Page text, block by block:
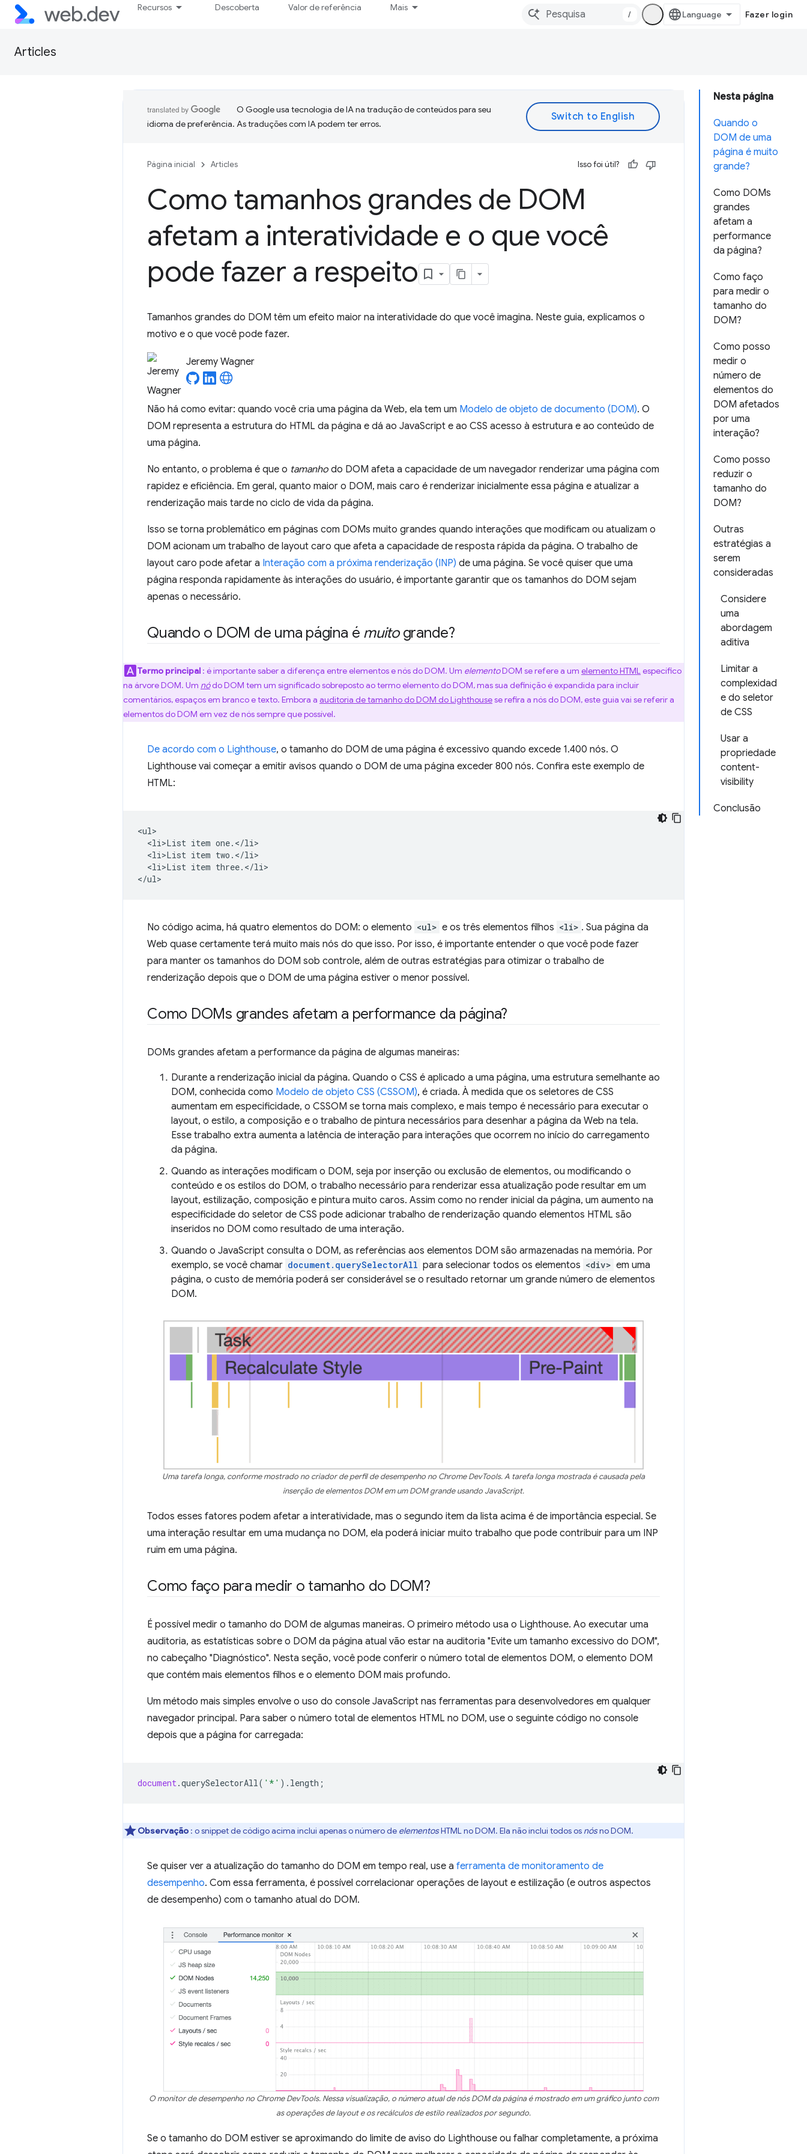
Recursos Descoberta Valor de referência Mais
/ Fazer login
Articles
Nesta página
Quando o
DOM de uma
página é muito
grande?
Como DOMs
grandes
afetam a
performance
da página?
Como faço
para medir o
tamanho do
DOM?
Como posso
medir o
número de
elementos do
DOM afetados
por uma
interação?
Como posso
reduzir o
tamanho do
DOM?
Outras
estratégias a
serem
consideradas
Considere
uma
abordagem
aditiva
Limitar a
complexidad
e do seletor
de CSS
Usar a
propriedade
content-
visibility
Conclusão
O Google usa tecnologia de IA na tradução de conteúdos para seu
idioma de preferência. As traduções com IA podem ter erros.
Página inicial Articles Isso foi útil?
Como tamanhos grandes de DOM
afetam a interatividade e o que você
pode fazer a respeito
Tamanhos grandes do DOM têm um efeito maior na interatividade do que você imagina. Neste guia, explicamos o
motivo e o que você pode fazer.
Jeremy Wagner
Não há como evitar: quando você cria uma página da Web, ela tem um Modelo de objeto de documento (DOM). O
DOM representa a estrutura do HTML da página e dá ao JavaScript e ao CSS acesso à estrutura e ao conteúdo de
uma página.
No entanto, o problema é que o tamanho do DOM afeta a capacidade de um navegador renderizar uma página com
rapidez e eficiência. Em geral, quanto maior o DOM, mais caro é renderizar inicialmente essa página e atualizar a
renderização mais tarde no ciclo de vida da página.
Isso se torna problemático em páginas com DOMs muito grandes quando interações que modificam ou atualizam o
DOM acionam um trabalho de layout caro que afeta a capacidade de resposta rápida da página. O trabalho de
layout caro pode afetar a Interação com a próxima renderização (INP) de uma página. Se você quiser que uma
página responda rapidamente às interações do usuário, é importante garantir que os tamanhos do DOM sejam
apenas o necessário.
Quando o DOM de uma página é muitogrande?
Termo principal : é importante saber a diferença entre elementos e nós do DOM. Um elementoDOM se refere a um elemento HTMLespecífico
na árvore DOM. Um nódo DOM tem um significado sobreposto ao termo elemento do DOM, mas sua definição é expandida para incluir
comentários, espaços em branco e texto. Embora a auditoria de tamanho do DOM do Lighthousese refira a nós do DOM, este guia vai se referir a
elementos do DOM em vez de nós sempre que possível.
De acordo com o Lighthouse, o tamanho do DOM de uma página é excessivo quando excede 1.400 nós. O
Lighthouse vai começar a emitir avisos quando o DOM de uma página exceder 800 nós. Confira este exemplo de
HTML:
<ul>
  <li>List item one.</li>
  <li>List item two.</li>
  <li>List item three.</li>
No código acima, há quatro elementos do DOM: o elemento <ul> e os três elementos filhos <li> . Sua página da
Web quase certamente terá muito mais nós do que isso. Por isso, é importante entender o que você pode fazer
para manter os tamanhos do DOM sob controle, além de outras estratégias para otimizar o trabalho de
renderização depois que o DOM de uma página estiver o menor possível.
Como DOMs grandes afetam a performance da página?
DOMs grandes afetam a performance da página de algumas maneiras:
Durante a renderização inicial da página. Quando o CSS é aplicado a uma página, uma estrutura semelhante ao
DOM, conhecida como Modelo de objeto CSS (CSSOM), é criada. À medida que os seletores de CSS
aumentam em especificidade, o CSSOM se torna mais complexo, e mais tempo é necessário para executar o
layout, o estilo, a composição e o trabalho de pintura necessários para desenhar a página da Web na tela.
Esse trabalho extra aumenta a latência de interação para interações que ocorrem no início do carregamento
da página.
Quando as interações modificam o DOM, seja por inserção ou exclusão de elementos, ou modificando o
conteúdo e os estilos do DOM, o trabalho necessário para renderizar essa atualização pode resultar em um
layout, estilização, composição e pintura muito caros. Assim como no render inicial da página, um aumento na
especificidade do seletor de CSS pode adicionar trabalho de renderização quando elementos HTML são
inseridos no DOM como resultado de uma interação.
Quando o JavaScript consulta o DOM, as referências aos elementos DOM são armazenadas na memória. Por
exemplo, se você chamar document.querySelectorAll para selecionar todos os elementos <div> em uma
página, o custo de memória poderá ser considerável se o resultado retornar um grande número de elementos
DOM.
Uma tarefa longa, conforme mostrado no criador de perfil de desempenho no Chrome DevTools. A tarefa longa mostrada é causada pela
inserção de elementos DOM em um DOM grande usando JavaScript.
Todos esses fatores podem afetar a interatividade, mas o segundo item da lista acima é de importância especial. Se
uma interação resultar em uma mudança no DOM, ela poderá iniciar muito trabalho que pode contribuir para um INP
ruim em uma página.
Como faço para medir o tamanho do DOM?
É possível medir o tamanho do DOM de algumas maneiras. O primeiro método usa o Lighthouse. Ao executar uma
auditoria, as estatísticas sobre o DOM da página atual vão estar na auditoria "Evite um tamanho excessivo do DOM",
no cabeçalho "Diagnóstico". Nesta seção, você pode conferir o número total de elementos DOM, o elemento DOM
que contém mais elementos filhos e o elemento DOM mais profundo.
Um método mais simples envolve o uso do console JavaScript nas ferramentas para desenvolvedores em qualquer
navegador principal. Para saber o número total de elementos HTML no DOM, use o seguinte código no console
depois que a página for carregada:
document .querySelectorAll ( '*' ). length ;
Observação : o snippet de código acima inclui apenas o número de elementosHTML no DOM. Ela não inclui todos os nósno DOM.
Se quiser ver a atualização do tamanho do DOM em tempo real, use a ferramenta de monitoramento de
desempenho. Com essa ferramenta, é possível correlacionar operações de layout e estilização (e outros aspectos
de desempenho) com o tamanho atual do DOM.
O monitor de desempenho no Chrome DevTools. Nessa visualização, o número atual de nós DOM da página é mostrado em um gráfico junto com
as operações de layout e os recálculos de estilo realizados por segundo.
Se o tamanho do DOM estiver se aproximando do limite de aviso do Lighthouse ou falhar completamente, a próxima